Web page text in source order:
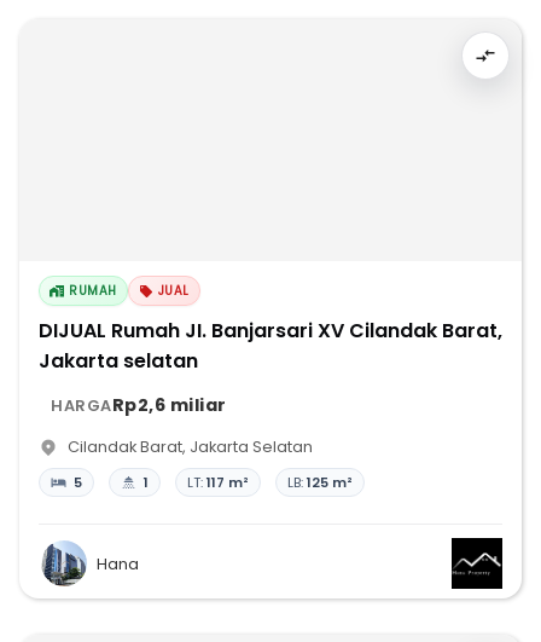
RUMAH JUAL
DIJUAL Rumah JI. Banjarsari XV Cilandak Barat,
Jakarta selatan
HARGARp2,6 miliar
Cilandak Barat, Jakarta Selatan
5 1 LT:117 m² LB:125 m²
Hana